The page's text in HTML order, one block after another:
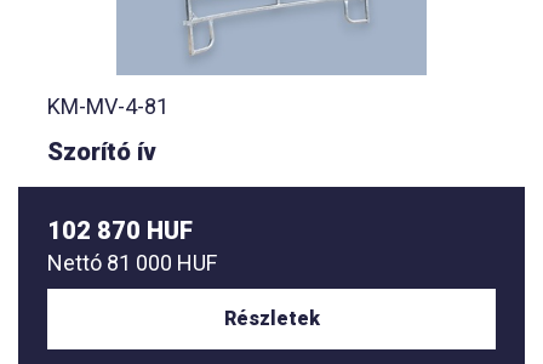
KM-MV-4-81
Szorító ív
102 870 HUF
Nettó 81 000 HUF
Részletek